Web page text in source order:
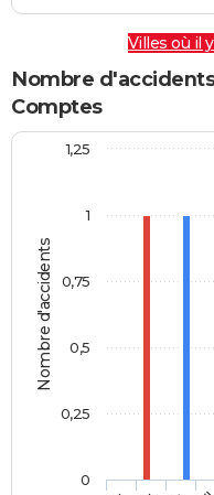
Villes où il
Nombre
Comptes
Nombre d'accidents
0
1
0,25
0,5
0,75
1,25